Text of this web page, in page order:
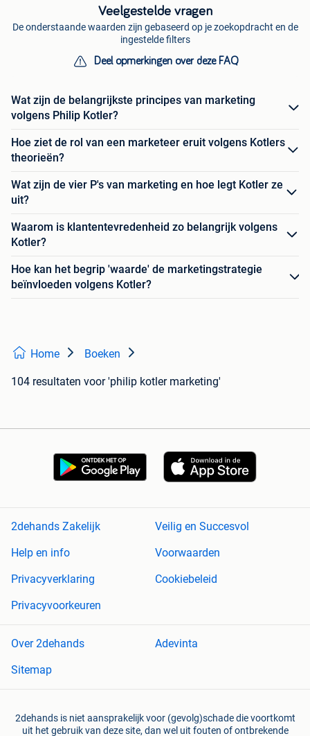
Veelgestelde vragen
De onderstaande waarden zijn gebaseerd op je zoekopdracht en de
ingestelde filters
Deel opmerkingen over deze FAQ
Wat zijn de belangrijkste principes van marketing
volgens Philip Kotler?
Hoe ziet de rol van een marketeer eruit volgens Kotlers
theorieën?
Wat zijn de vier P's van marketing en hoe legt Kotler ze
uit?
Waarom is klantentevredenheid zo belangrijk volgens
Kotler?
Hoe kan het begrip 'waarde' de marketingstrategie
beïnvloeden volgens Kotler?
Home Boeken
104 resultaten voor 'philip kotler marketing'
2dehands Zakelijk
Veilig en Succesvol
Help en info
Voorwaarden
Privacyverklaring
Cookiebeleid
Privacyvoorkeuren
Over 2dehands
Adevinta
Sitemap
2dehands is niet aansprakelijk voor (gevolg)schade die voortkomt
uit het gebruik van deze site, dan wel uit fouten of ontbrekende